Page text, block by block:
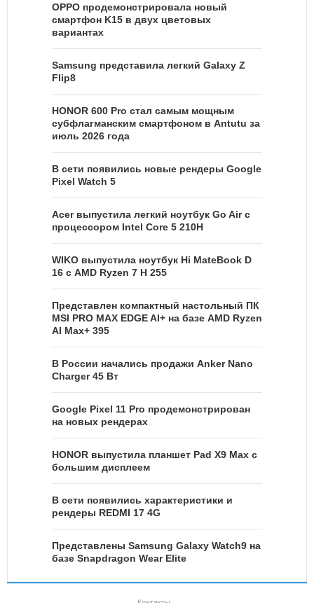
OPPO продемонстрировала новый
смартфон K15 в двух цветовых
вариантах
Samsung представила легкий Galaxy Z
Flip8
HONOR 600 Pro стал самым мощным
субфлагманским смартфоном в Antutu за
июль 2026 года
В сети появились новые рендеры Google
Pixel Watch 5
Acer выпустила легкий ноутбук Go Air c
процессором Intel Core 5 210H
WIKO выпустила ноутбук Hi MateBook D
16 с AMD Ryzen 7 H 255
Представлен компактный настольный ПК
MSI PRO MAX EDGE AI+ на базе AMD Ryzen
AI Max+ 395
В России начались продажи Anker Nano
Charger 45 Вт
Google Pixel 11 Pro продемонстрирован
на новых рендерах
HONOR выпустила планшет Pad X9 Max с
большим дисплеем
В сети появились характеристики и
рендеры REDMI 17 4G
Представлены Samsung Galaxy Watch9 на
базе Snapdragon Wear Elite